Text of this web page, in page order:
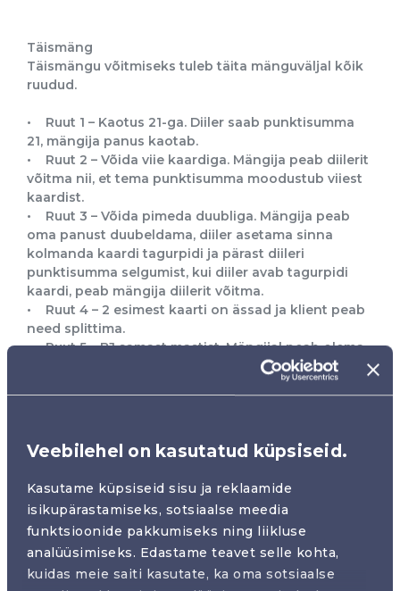
Veebilehel on kasutatud küpsiseid.
Kasutame küpsiseid sisu ja reklaamide
isikupärastamiseks, sotsiaalse meedia
funktsioonide pakkumiseks ning liikluse
analüüsimiseks. Edastame teavet selle kohta,
kuidas meie saiti kasutate, ka oma sotsiaalse
Täismäng
Täismängu võitmiseks tuleb täita mänguväljal kõik
ruudud.
• Ruut 1 – Kaotus 21-ga. Diiler saab punktisumma
21, mängija panus kaotab.
• Ruut 2 – Võida viie kaardiga. Mängija peab diilerit
võitma nii, et tema punktisumma moodustub viiest
kaardist.
• Ruut 3 – Võida pimeda duubliga. Mängija peab
oma panust duubeldama, diiler asetama sinna
kolmanda kaardi tagurpidi ja pärast diileri
punktisumma selgumist, kui diiler avab tagurpidi
kaardi, peab mängija diilerit võitma.
• Ruut 4 – 2 esimest kaarti on ässad ja klient peab
need splittima.
• Ruut 5 – BJ samast mastist. Mängijal peab olema
blackjack (äss + pilt või äss+10), kusjuures mõlemad
kaardid peavad olema samast mastist.
võitma, st et kaks esimest kaarti, mis selle boksi
juurde tulevad, peavad olema samast mastist.
boksi juures kaks sama väärtusega kaarti, ta peab
need splittima ja vähemalt ühe tekkinud mängu
duubeldama.
• Ruut 8 – Saa blackjack. Mängijal peab olema
blackjack (äss + pilt või äss + 10)